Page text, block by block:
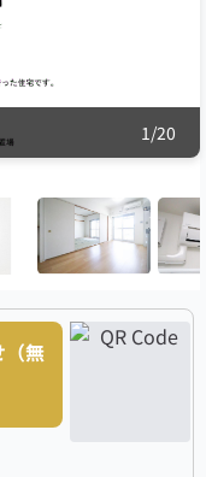
1 /20
無